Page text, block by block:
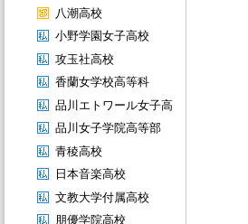
八潮高校
小野学園女子高校
攻玉社高校
香蘭女学校高等科
品川エトワール女子高
品川女子学院高等部
青稜高校
日本音楽高校
文教大学付属高校
朋優学院高校